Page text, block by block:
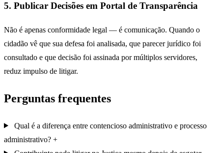
5. Publicar Decisões em Portal de Transparência
Não é apenas conformidade legal — é comunicação. Quando o
cidadão vê que sua defesa foi analisada, que parecer jurídico foi
consultado e que decisão foi assinada por múltiplos servidores,
reduz impulso de litigar.
Perguntas frequentes
Qual é a diferença entre contencioso administrativo e processo
administrativo?